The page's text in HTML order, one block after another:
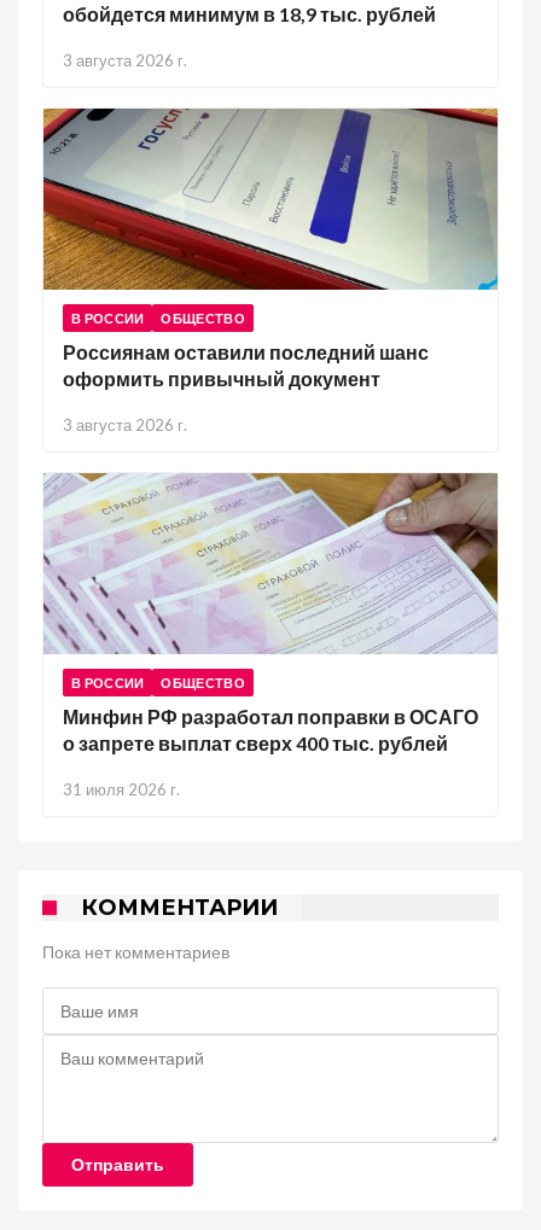
обойдется минимум в 18,9 тыс. рублей
3 августа 2026 г.
В РОССИИ ОБЩЕСТВО
Россиянам оставили последний шанс
оформить привычный документ
3 августа 2026 г.
В РОССИИ ОБЩЕСТВО
Минфин РФ разработал поправки в ОСАГО
о запрете выплат сверх 400 тыс. рублей
31 июля 2026 г.
КОММЕНТАРИИ
Пока нет комментариев
Отправить